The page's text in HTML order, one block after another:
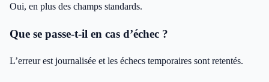
Oui, en plus des champs standards.
Que se passe-t-il en cas d’échec ?
L’erreur est journalisée et les échecs temporaires sont retentés.